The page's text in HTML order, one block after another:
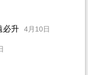
必升 4月10日